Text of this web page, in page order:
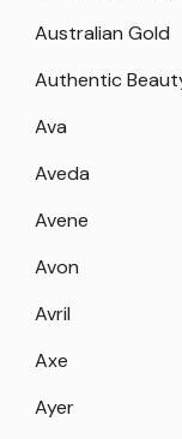
Australian Gold
Authentic
Ava
Aveda
Avene
Avon
Avril
Axe
Ayer